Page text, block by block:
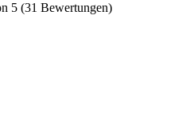
5 (31 Bewertungen)